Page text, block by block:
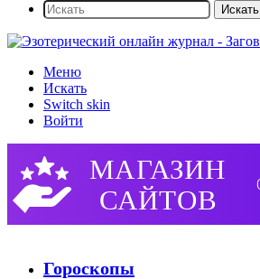
Искать
Меню
Искать
Switch skin
Войти
Гороскопы